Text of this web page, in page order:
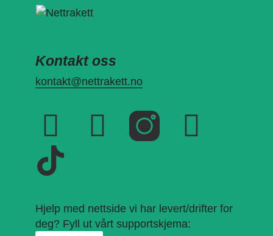
Kontakt oss
kontakt@nettrakett.no
Hjelp med nettside vi har levert/drifter for
deg? Fyll ut vårt supportskjema: